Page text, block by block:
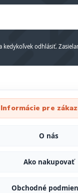
kedykoľvek odhlásiť.
Informácie pre
O nás
Ako nakupovať
Obchodné